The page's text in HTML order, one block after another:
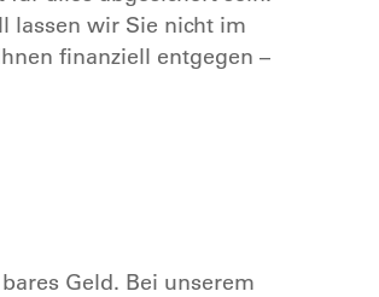
lassen wir Sie nicht im
finanziell entgegen –
Geld. Bei unserem